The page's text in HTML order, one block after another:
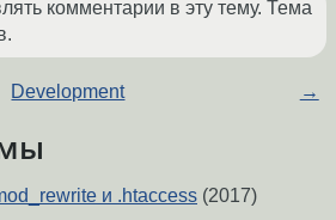
комментарии в эту тему. Тема
Development →
и .htaccess (2017)